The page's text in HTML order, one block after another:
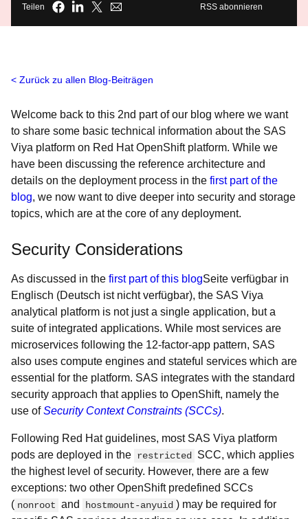
Teilen RSS abonnieren
Zurück zu allen Blog-Beiträgen
Welcome back to this 2nd part of our blog where we want
to share some basic technical information about the SAS
Viya platform on Red Hat OpenShift platform. While we
have been discussing the reference architecture and
details on the deployment process in the first part of the
blog, we now want to dive deeper into security and storage
topics, which are at the core of any deployment.
Security Considerations
As discussed in the first part of this blogSeite verfügbar in
Englisch (Deutsch ist nicht verfügbar), the SAS Viya
analytical platform is not just a single application, but a
suite of integrated applications. While most services are
microservices following the 12-factor-app pattern, SAS
also uses compute engines and stateful services which are
essential for the platform. SAS integrates with the standard
security approach that applies to OpenShift, namely the
use of Security Context Constraints (SCCs).
Following Red Hat guidelines, most SAS Viya platform
pods are deployed in the restricted
SCC, which applies
the highest level of security. However, there are a few
exceptions: two other OpenShift predefined SCCs
( nonroot and hostmount-anyuid ) may be required for